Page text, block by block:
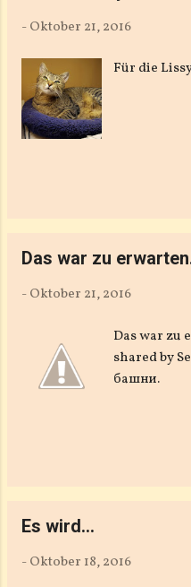
-Oktober 21, 2016
Für die
Das war zu
-Oktober 21, 2016
Das war zu
shared by
башни.
Es wird...
-Oktober 18, 2016